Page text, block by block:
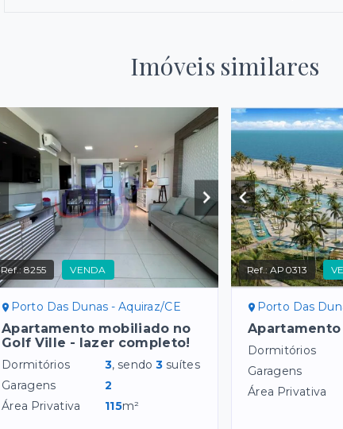
Imóveis similares
Ref.:8255 VENDA
Porto Das Dunas - Aquiraz/CE
Apartamento mobiliado no
Golf Ville - lazer completo!
Dormitórios 3, sendo3 suítes
Garagens
2
Área Privativa
115m²
Ref.:AP0313
Porto Das
Apartamento
Dormitórios
Garagens
Área Privativa